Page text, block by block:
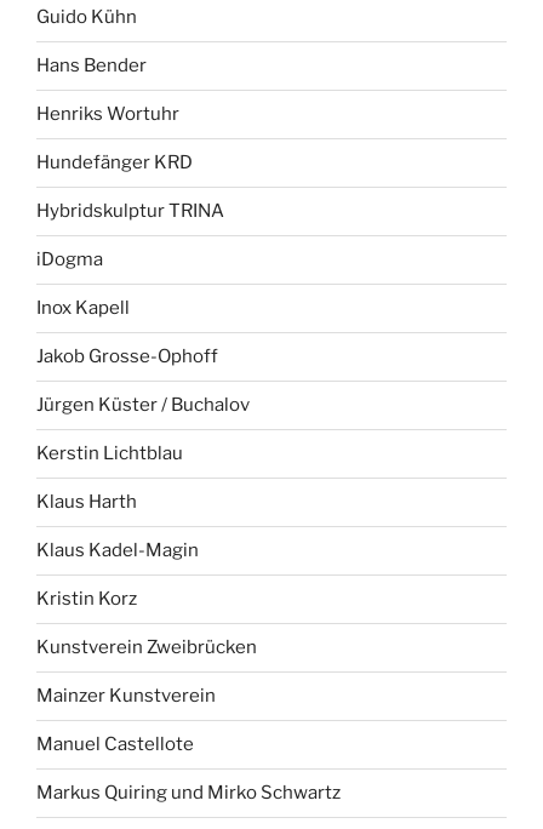
Guido Kühn
Hans Bender
Henriks Wortuhr
Hundefänger KRD
Hybridskulptur TRINA
iDogma
Inox Kapell
Jakob Grosse-Ophoff
Jürgen Küster / Buchalov
Kerstin Lichtblau
Klaus Harth
Klaus Kadel-Magin
Kristin Korz
Kunstverein Zweibrücken
Mainzer Kunstverein
Manuel Castellote
Markus Quiring und Mirko Schwartz